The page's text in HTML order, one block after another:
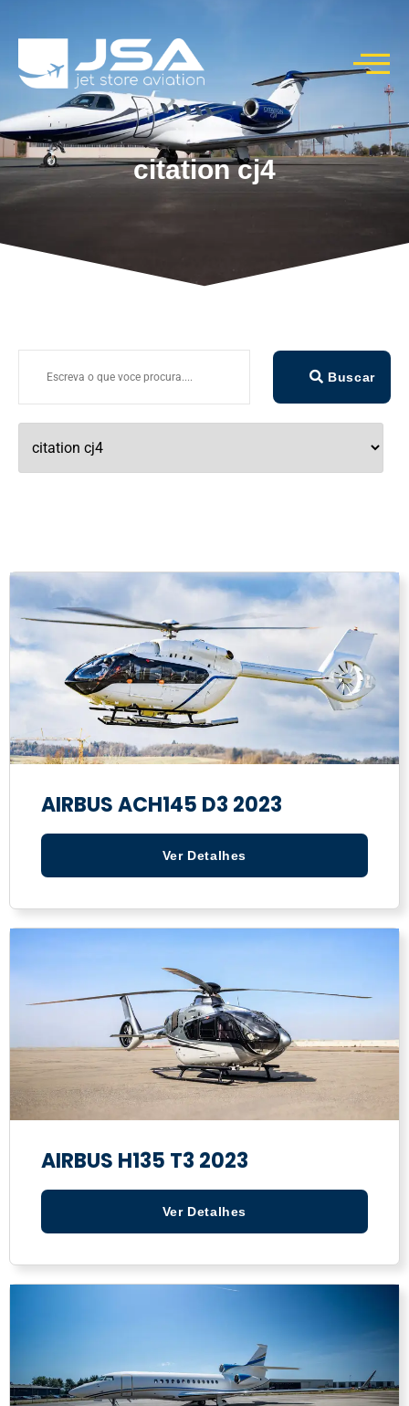
citation cj4
Buscar
AIRBUS ACH145 D3 2023
Ver Detalhes
AIRBUS H135 T3 2023
Ver Detalhes